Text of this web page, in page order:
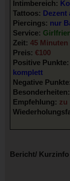
Intimbereich:
Tattoos: Dezent
Piercings: nur
Service:
Zeit: 45 Minuten
Preis: €100
Positive Punkte:
komplett
Negative
Besonderheiten:
Empfehlung: zu
Bericht/ Kurzinfo